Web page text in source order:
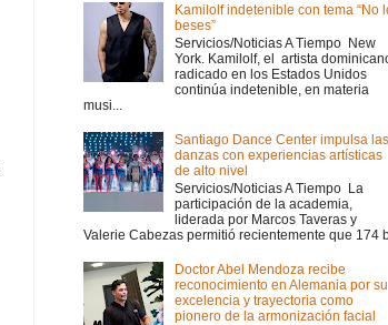
Kamilolf indetenible con tema “No
beses”
Servicios/Noticias A Tiempo New
York. Kamilolf, el artista
radicado en los Estados Unidos
continúa indetenible, en materia
musi...
Santiago Dance Center impulsa las
danzas con experiencias artísticas
de alto nivel
Servicios/Noticias A Tiempo La
participación de la academia,
liderada por Marcos Taveras y
Valerie Cabezas permitió recientemente que 174
Doctor Abel Mendoza recibe
reconocimiento en Alemania por su
excelencia y trayectoria como
pionero de la armonización facial